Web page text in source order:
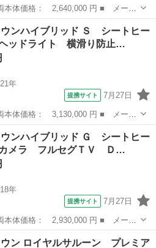
ウンハイブリッド ■ グレード
ッドライト 横滑り防止機能 Ｂ
ウンハイブリッド Ｓ シートヒー
ッドライト 横滑り防止…
年
提携サイト 7月27日
ウンハイブリッド ■ グレード
ヘッドライト 横滑り防止機能 Ｂ
ウンハイブリッド Ｇ シートヒー
メラ フルセグＴＶ Ｄ…
年
提携サイト 7月27日
ウンハイブリッド ■ グレード
カメラ フルセグＴＶ ＤＶＤ ナ
ウン ロイヤルサルーン プレミア